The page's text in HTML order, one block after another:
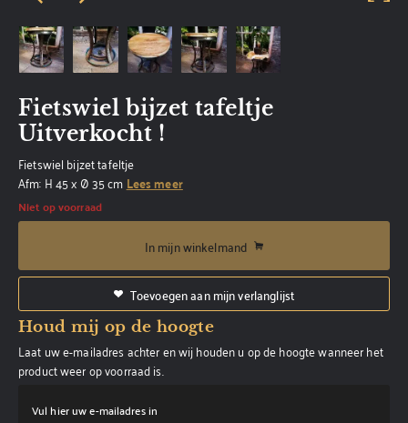
Fietswiel bijzet tafeltje
Uitverkocht !
Fietswiel bijzet tafeltje
Afm: H 45 x Ø 35 cmLees meer
Niet op voorraad
In mijn winkelmand
Toevoegen aan mijn verlanglijst
Houd mij op de hoogte
Laat uw e-mailadres achter en wij houden u op de hoogte wanneer het
product weer op voorraad is.
Vul hier uw e-mailadres in